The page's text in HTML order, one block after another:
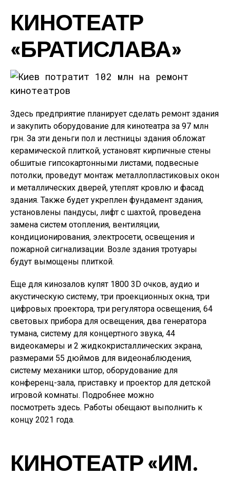
КИНОТЕАТР
«БРАТИСЛАВА»
Здесь предприятие планирует сделать ремонт здания
и закупить оборудование для кинотеатра за 97 млн
грн. За эти деньги пол и лестницы здания обложат
керамической плиткой, установят кирпичные стены
обшитые гипсокартонными листами, подвесные
потолки, проведут монтаж металлопластиковых окон
и металлических дверей, утеплят кровлю и фасад
здания. Также будет укреплен фундамент здания,
установлены пандусы, лифт с шахтой, проведена
замена систем отопления, вентиляции,
кондиционирования, электросети, освещения и
пожарной сигнализации. Возле здания тротуары
будут вымощены плиткой.
Еще для кинозалов купят 1800 3D очков, аудио и
акустическую систему, три проекционных окна, три
цифровых проектора, три регулятора освещения, 64
световых прибора для освещения, два генератора
тумана, систему для концертного звука, 44
видеокамеры и 2 жидкокристаллических экрана,
размерами 55 дюймов для видеонаблюдения,
систему механики штор, оборудование для
конференц-зала, приставку и проектор для детской
игровой комнаты. Подробнее можно
посмотреть здесь. Работы обещают выполнить к
концу 2021 года.
КИНОТЕАТР «ИМ.